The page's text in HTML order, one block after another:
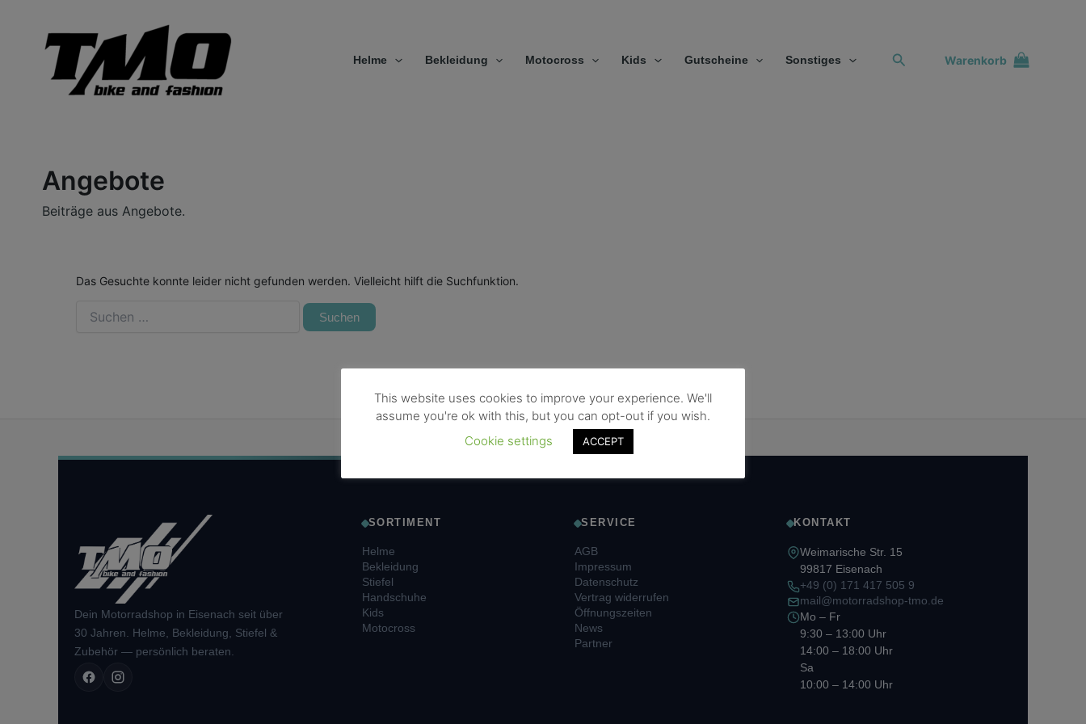
Helme Bekleidung Motocross Kids Gutscheine Sonstiges Suchen Warenkorb
Angebote
Beiträge aus Angebote.
Das Gesuchte konnte leider nicht gefunden werden. Vielleicht hilft die Suchfunktion.
Dein Motorradshop in Eisenach seit über
30 Jahren. Helme, Bekleidung, Stiefel &
Zubehör — persönlich beraten.
SORTIMENT
Helme
Bekleidung
Stiefel
Handschuhe
Kids
Motocross
SERVICE
AGB
Impressum
Datenschutz
Vertrag widerrufen
Öffnungszeiten
News
Partner
KONTAKT
Weimarische Str. 15
99817 Eisenach
+49 (0) 171 417 505 9
mail@motorradshop-tmo.de
Mo – Fr
9:30 – 13:00 Uhr
14:00 – 18:00 Uhr
Sa
10:00 – 14:00 Uhr
This website uses cookies to improve your experience. We'll
assume you're ok with this, but you can opt-out if you wish.
Cookie settings
ACCEPT